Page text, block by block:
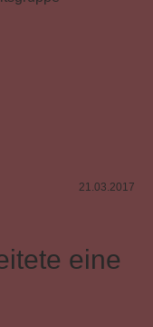
21.03.2017
eine